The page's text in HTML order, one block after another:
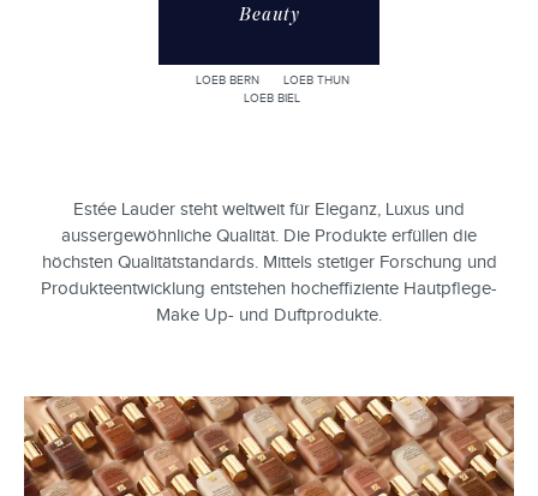
Beauty
LOEB BERN
LOEB THUN
LOEB BIEL
Estée Lauder steht weltweit für Eleganz, Luxus und
aussergewöhnliche Qualität. Die Produkte erfüllen die
höchsten Qualitätstandards. Mittels stetiger Forschung und
Produkteentwicklung entstehen hocheffiziente Hautpflege-
Make Up- und Duftprodukte.